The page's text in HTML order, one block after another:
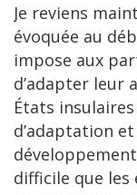
Je reviens
évoquée au
impose aux
d’adapter leur
États
d’adaptation
difficile que